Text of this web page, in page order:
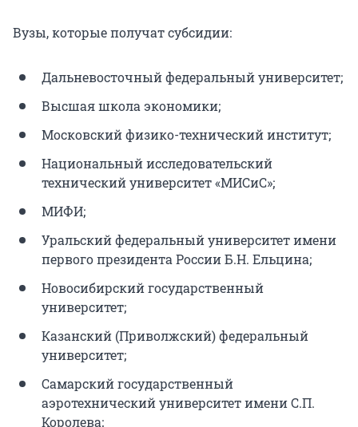
Вузы, которые получат субсидии:
Дальневосточный федеральный университет;
Высшая школа экономики;
Московский физико-технический институт;
Национальный исследовательский
технический университет «МИСиС»;
МИФИ;
Уральский федеральный университет имени
первого президента России Б.Н. Ельцина;
Новосибирский государственный
университет;
Казанский (Приволжский) федеральный
университет;
Самарский государственный
аэротехнический университет имени С.П.
Королева;